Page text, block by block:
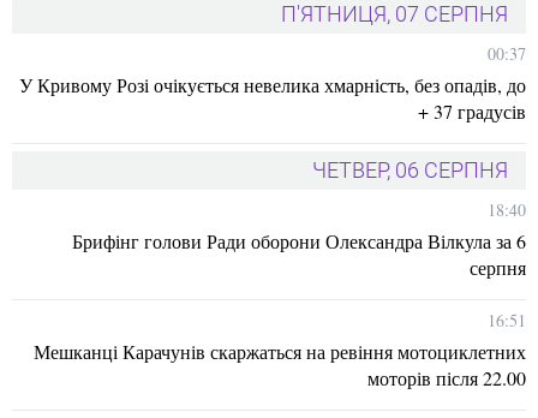
П'ЯТНИЦЯ, 07 СЕРПНЯ
00:37
У Кривому Розі очікується невелика хмарність, без опадів, до
+ 37 градусів
ЧЕТВЕР, 06 СЕРПНЯ
18:40
Брифінг голови Ради оборони Олександра Вілкула за 6
серпня
16:51
Мешканці Карачунів скаржаться на ревіння мотоциклетних
моторів після 22.00